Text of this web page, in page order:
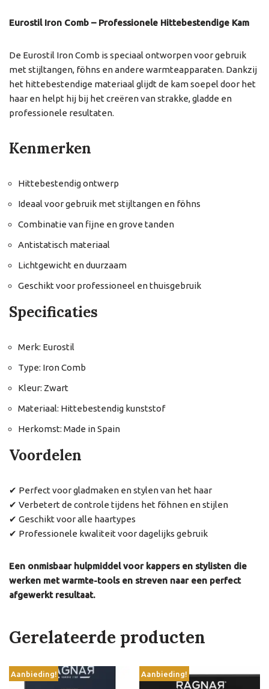
Eurostil Iron Comb – Professionele Hittebestendige Kam
De Eurostil Iron Comb is speciaal ontworpen voor gebruik
met stijltangen, föhns en andere warmteapparaten. Dankzij
het hittebestendige materiaal glijdt de kam soepel door het
haar en helpt hij bij het creëren van strakke, gladde en
professionele resultaten.
Kenmerken
Hittebestendig ontwerp
Ideaal voor gebruik met stijltangen en föhns
Combinatie van fijne en grove tanden
Antistatisch materiaal
Lichtgewicht en duurzaam
Geschikt voor professioneel en thuisgebruik
Specificaties
Merk: Eurostil
Type: Iron Comb
Kleur: Zwart
Materiaal: Hittebestendig kunststof
Herkomst: Made in Spain
Voordelen
✔ Perfect voor gladmaken en stylen van het haar
✔ Verbetert de controle tijdens het föhnen en stijlen
✔ Geschikt voor alle haartypes
✔ Professionele kwaliteit voor dagelijks gebruik
Een onmisbaar hulpmiddel voor kappers en stylisten die
werken met warmte-tools en streven naar een perfect
afgewerkt resultaat.
Gerelateerde producten
Aanbieding! Aanbieding!